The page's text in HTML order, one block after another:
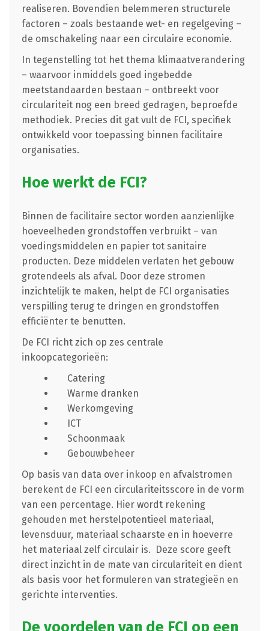
realiseren. Bovendien belemmeren structurele
factoren – zoals bestaande wet- en regelgeving –
de omschakeling naar een circulaire economie.
In tegenstelling tot het thema klimaatverandering
– waarvoor inmiddels goed ingebedde
meetstandaarden bestaan – ontbreekt voor
circulariteit nog een breed gedragen, beproefde
methodiek. Precies dit gat vult de FCI, specifiek
ontwikkeld voor toepassing binnen facilitaire
organisaties.
Hoe werkt de FCI?
Binnen de facilitaire sector worden aanzienlijke
hoeveelheden grondstoffen verbruikt – van
voedingsmiddelen en papier tot sanitaire
producten. Deze middelen verlaten het gebouw
grotendeels als afval. Door deze stromen
inzichtelijk te maken, helpt de FCI organisaties
verspilling terug te dringen en grondstoffen
efficiënter te benutten.
De FCI richt zich op zes centrale
inkoopcategorieën:
Catering
Warme dranken
Werkomgeving
ICT
Schoonmaak
Gebouwbeheer
Op basis van data over inkoop en afvalstromen
berekent de FCI een circulariteitsscore in de vorm
van een percentage. Hier wordt rekening
gehouden met herstelpotentieel materiaal,
levensduur, materiaal schaarste en in hoeverre
het materiaal zelf circulair is. Deze score geeft
direct inzicht in de mate van circulariteit en dient
als basis voor het formuleren van strategieën en
gerichte interventies.
De voordelen van de FCI op een